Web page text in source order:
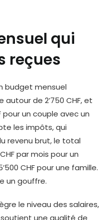
qui
reçues
budget mensuel
de 2’750 CHF, et
pour un couple avec un
les impôts, qui
revenu brut, le total
par mois pour un
CHF pour une famille.
un gouffre.
le niveau des salaires,
une qualité de